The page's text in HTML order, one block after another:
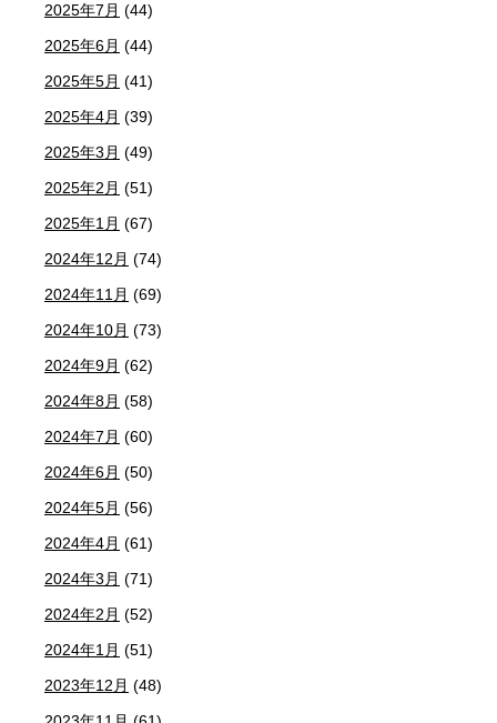
2025年7月 (44)
2025年6月 (44)
2025年5月 (41)
2025年4月 (39)
2025年3月 (49)
2025年2月 (51)
2025年1月 (67)
2024年12月 (74)
2024年11月 (69)
2024年10月 (73)
2024年9月 (62)
2024年8月 (58)
2024年7月 (60)
2024年6月 (50)
2024年5月 (56)
2024年4月 (61)
2024年3月 (71)
2024年2月 (52)
2024年1月 (51)
2023年12月 (48)